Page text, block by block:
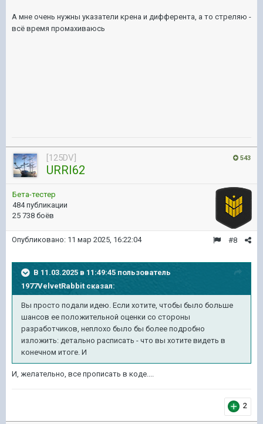
А мне очень нужны указатели крена и дифферента, а то стреляю -
всё время промахиваюсь
543
[125DV]
URRI62
Бета-тестер
484 публикации
25 738 боёв
#8
Опубликовано: 11 мар 2025, 16:22:04
В 11.03.2025 в 11:49:45 пользователь
1977VelvetRabbitсказал:
Вы просто подали идею. Если хотите, чтобы было больше
шансов ее положительной оценки со стороны
разработчиков, неплохо было бы более подробно
изложить: детально расписать - что вы хотите видеть в
конечном итоге. И
И, желательно, все прописать в коде....
2